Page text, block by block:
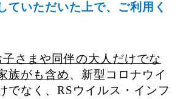
ていただいた上で、ご利用く
さまや同伴の大人だけでな
族がも含め、 新型コロナウイ
でなく、 RSウイルス・インフ